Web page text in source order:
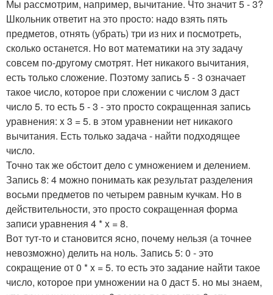
Мы рассмотрим, например, вычитание. Что значит 5 - 3?
Школьник ответит на это просто: надо взять пять
предметов, отнять (убрать) три из них и посмотреть,
сколько останется. Но вот математики на эту задачу
совсем по-другому смотрят. Нет никакого вычитания,
есть только сложение. Поэтому запись 5 - 3 означает
такое число, которое при сложении с числом 3 даст
число 5. то есть 5 - 3 - это просто сокращенная запись
уравнения: x 3 = 5. в этом уравнении нет никакого
вычитания. Есть только задача - найти подходящее
число.
Точно так же обстоит дело с умножением и делением.
Запись 8: 4 можно понимать как результат разделения
восьми предметов по четырем равным кучкам. Но в
действительности, это просто сокращенная форма
записи уравнения 4 * x = 8.
Вот тут-то и становится ясно, почему нельзя (а точнее
невозможно) делить на ноль. Запись 5: 0 - это
сокращение от 0 * x = 5. то есть это задание найти такое
число, которое при умножении на 0 даст 5. но мы знаем,